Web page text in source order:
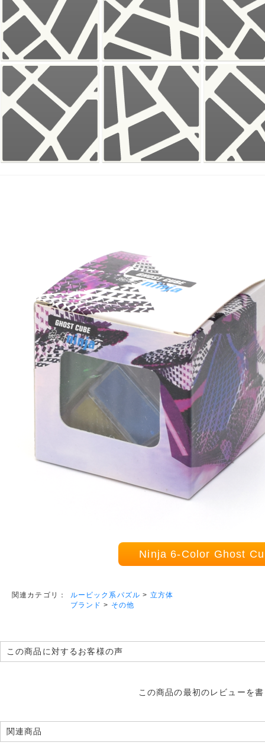
Ninja 6-Color Ghost
関連カテゴリ： ルービック系パズル > 立方体
ブランド > その他
この商品に対するお客様の声
この商品の最初のレビューを
関連商品